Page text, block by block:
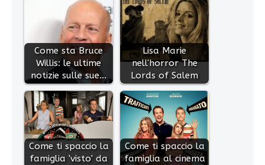
Come sta Bruce
Willis: le ultime
notizie sulle sue…
Lisa Marie
nell'horror The
Lords of Salem
Come ti spaccio la
famiglia 'visto' da
Come ti spaccio la
famiglia al cinema